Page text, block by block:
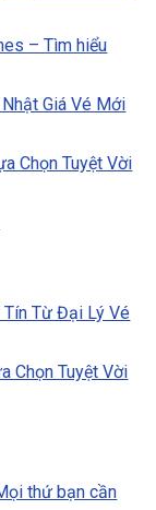
– Tìm hiểu
Giá Vé Mới
Chọn Tuyệt Vời
Tín Từ Đại Lý Vé
Chọn Tuyệt Vời
thứ bạn cần